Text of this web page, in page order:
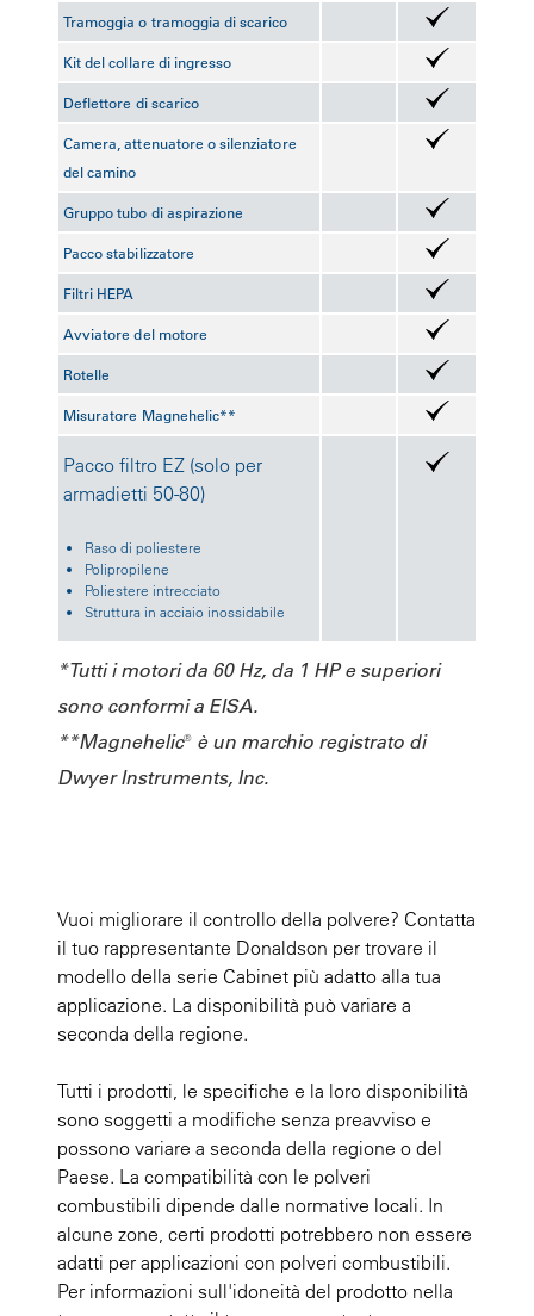
Tramoggia o tramoggia di scarico
Kit del collare di ingresso
Deflettore di scarico
Camera, attenuatore o silenziatore
del camino
Gruppo tubo di aspirazione
Pacco stabilizzatore
Filtri HEPA
Avviatore del motore
Rotelle
Misuratore Magnehelic**
Pacco filtro EZ (solo per
armadietti 50-80)
Raso di poliestere
Polipropilene
Poliestere intrecciato
Struttura in acciaio inossidabile
*Tutti i motori da 60 Hz, da 1 HP e superiori
sono conformi a EISA.
**Magnehelic® è un marchio registrato di
Dwyer Instruments, Inc.
Vuoi migliorare il controllo della polvere? Contatta
il tuo rappresentante Donaldson per trovare il
modello della serie Cabinet più adatto alla tua
applicazione. La disponibilità può variare a
seconda della regione.
Tutti i prodotti, le specifiche e la loro disponibilità
sono soggetti a modifiche senza preavviso e
possono variare a seconda della regione o del
Paese. La compatibilità con le polveri
combustibili dipende dalle normative locali. In
alcune zone, certi prodotti potrebbero non essere
adatti per applicazioni con polveri combustibili.
Per informazioni sull'idoneità del prodotto nella